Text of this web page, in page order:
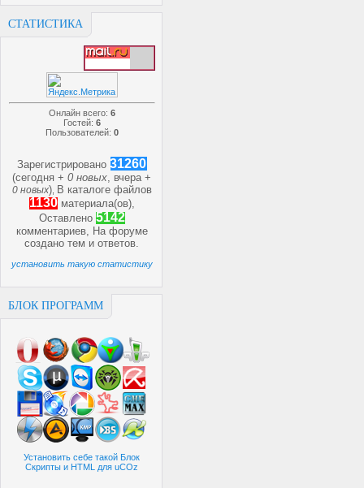
СТАТИСТИКА
Онлайн всего: 6
Гостей: 6
Пользователей: 0
Зарегистрировано 31260
(сегодня +0 новых, вчера +
0 новых) В каталоге файлов
1130 материала(ов),
Оставлено 5142
комментариев, На форуме
созданотем иответов.
установить такую статистику
БЛОК ПРОГРАММ
Установить себе такой Блок
Скрипты и HTML для uCOz